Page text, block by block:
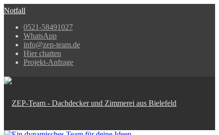
Notfall
0521-58491027
WhatsApp
info@zep-team.de
Hier chatten
Projekt-Anfrage